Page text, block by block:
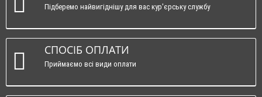
Підберемо найвигіднішу для вас кур'єрську службу
СПОСІБ ОПЛАТИ
Приймаємо всі види оплати